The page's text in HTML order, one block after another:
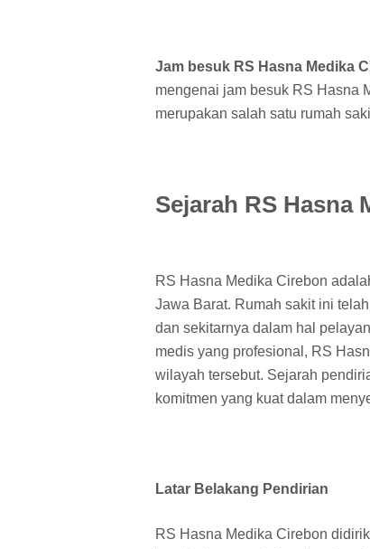
Jam besuk RS Hasna Medika
mengenai jam besuk RS Hasna
merupakan salah satu rumah
Sejarah RS Hasna
RS Hasna Medika Cirebon
Jawa Barat. Rumah sakit ini
dan sekitarnya dalam hal
medis yang profesional, RS
wilayah tersebut. Sejarah
komitmen yang kuat dalam
Latar Belakang Pendirian
RS Hasna Medika Cirebon